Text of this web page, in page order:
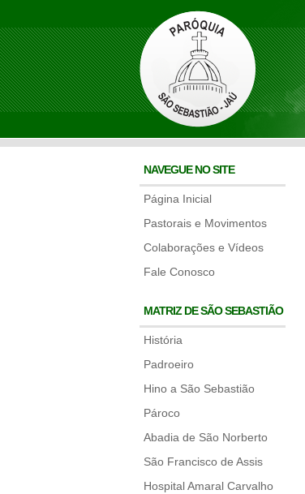
NAVEGUE NO SITE
Página Inicial
Pastorais e Movimentos
Colaborações e Vídeos
Fale Conosco
MATRIZ DE SÃO SEBASTIÃO
História
Padroeiro
Hino a São Sebastião
Pároco
Abadia de São Norberto
São Francisco de Assis
Hospital Amaral Carvalho